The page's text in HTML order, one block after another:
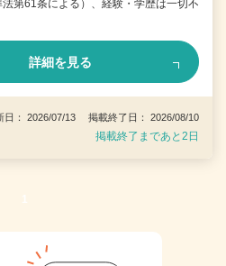
第61条による）、経験・学歴は一切不
詳細を見る
日： 2026/07/13 掲載終了日： 2026/08/10
掲載終了まであと2日
1